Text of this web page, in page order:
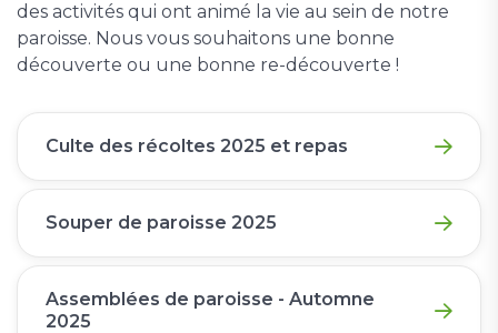
des activités qui ont animé la vie au sein de notre
paroisse. Nous vous souhaitons une bonne
découverte ou une bonne re-découverte !
Culte des récoltes 2025 et repas
Souper de paroisse 2025
Assemblées de paroisse - Automne
2025